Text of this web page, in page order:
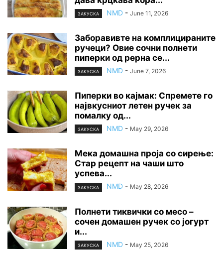
ЗАКУСКА NMD - June 11, 2026
Заборавивте на комплицираните
ручеци? Овие сочни полнети
пиперки од рерна се...
ЗАКУСКА NMD - June 7, 2026
Пиперки во кајмак: Спремете го
највкусниот летен ручек за
помалку од...
ЗАКУСКА NMD - May 29, 2026
Мека домашна проја со сирење:
Стар рецепт на чаши што
успева...
ЗАКУСКА NMD - May 28, 2026
Полнети тиквички со месо –
сочен домашен ручек со јогурт
и...
ЗАКУСКА NMD - May 25, 2026